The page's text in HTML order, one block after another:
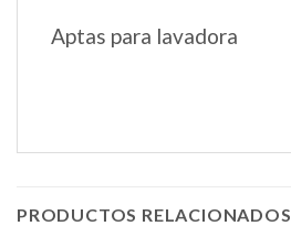
Aptas para lavadora
PRODUCTOS RELACIONADOS